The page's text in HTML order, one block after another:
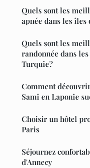
Quels sont les
apnée dans les îles
Quels sont les
randonnée dans
Turquie?
Comment
Sami en Laponie
Choisir un hôtel
Paris
Séjournez
d'Annecy